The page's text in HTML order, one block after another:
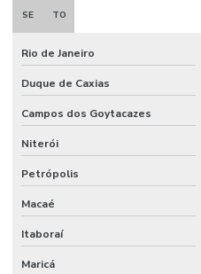
SE TO
Rio de Janeiro
Duque de Caxias
Campos dos Goytacazes
Niterói
Petrópolis
Macaé
Itaboraí
Maricá